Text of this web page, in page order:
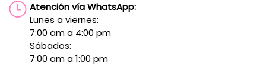
Atención vía WhatsApp:
Lunes a viernes:
7:00 am a 4:00 pm
Sábados:
7:00 am a 1:00 pm